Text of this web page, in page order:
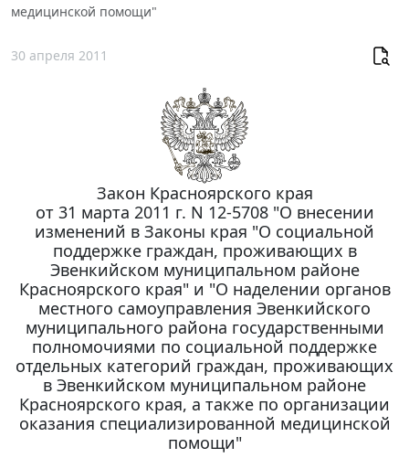
медицинской помощи"
30 апреля 2011
Закон Красноярского края
от 31 марта 2011 г. N 12-5708 "О внесении
изменений в Законы края "О социальной
поддержке граждан, проживающих в
Эвенкийском муниципальном районе
Красноярского края" и "О наделении органов
местного самоуправления Эвенкийского
муниципального района государственными
полномочиями по социальной поддержке
отдельных категорий граждан, проживающих
в Эвенкийском муниципальном районе
Красноярского края, а также по организации
оказания специализированной медицинской
помощи"